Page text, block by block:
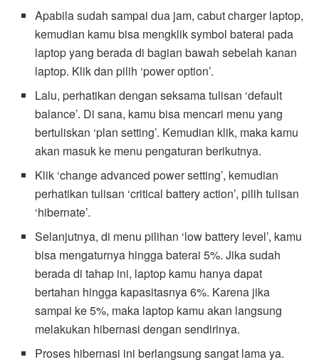
Apabila sudah sampai dua jam, cabut charger laptop,
kemudian kamu bisa mengklik symbol baterai pada
laptop yang berada di bagian bawah sebelah kanan
laptop. Klik dan pilih ‘power option’.
Lalu, perhatikan dengan seksama tulisan ‘default
balance’. Di sana, kamu bisa mencari menu yang
bertuliskan ‘plan setting’. Kemudian klik, maka kamu
akan masuk ke menu pengaturan berikutnya.
Klik ‘change advanced power setting’, kemudian
perhatikan tulisan ‘critical battery action’, pilih tulisan
‘hibernate’.
Selanjutnya, di menu pilihan ‘low battery level’, kamu
bisa mengaturnya hingga baterai 5%. Jika sudah
berada di tahap ini, laptop kamu hanya dapat
bertahan hingga kapasitasnya 6%. Karena jika
sampai ke 5%, maka laptop kamu akan langsung
melakukan hibernasi dengan sendirinya.
Proses hibernasi ini berlangsung sangat lama ya.